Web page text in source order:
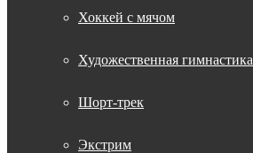
Хоккей с мячом
Художественная гимнастика
Шорт-трек
Экстрим